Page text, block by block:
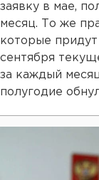
заявку в мае,
месяц. То же
которые
сентября
за каждый
полугодие